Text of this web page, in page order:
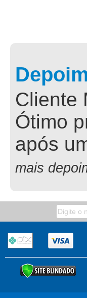
Cliente
Ótimo
após
mais